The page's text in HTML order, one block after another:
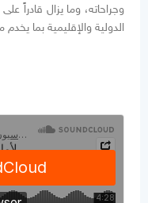
وجراحاته، وما يزال قادراً
الدولية والإقليمية بما